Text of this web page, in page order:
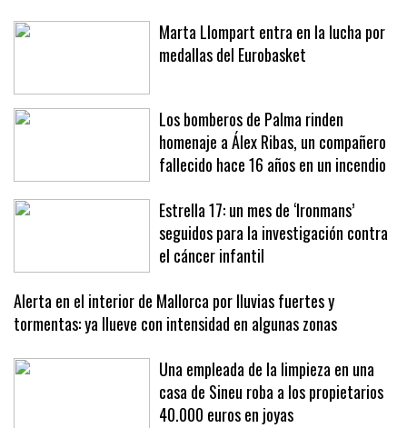
Marta Llompart entra en la lucha por
medallas del Eurobasket
Los bomberos de Palma rinden
homenaje a Álex Ribas, un compañero
fallecido hace 16 años en un incendio
Estrella 17: un mes de ‘Ironmans’
seguidos para la investigación contra
el cáncer infantil
Alerta en el interior de Mallorca por lluvias fuertes y
tormentas: ya llueve con intensidad en algunas zonas
Una empleada de la limpieza en una
casa de Sineu roba a los propietarios
40.000 euros en joyas